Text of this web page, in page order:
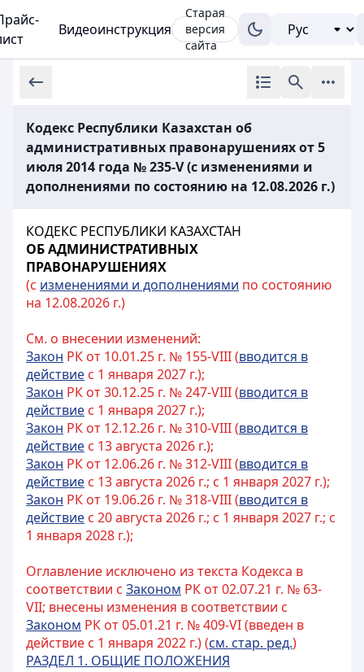
Видеоинструкция
Старая
версия
сайта
Кодекс Республики Казахстан об
административных правонарушениях от 5
июля 2014 года № 235-V (с изменениями и
дополнениями по состоянию на 12.08.2026 г.)
КОДЕКС РЕСПУБЛИКИ КАЗАХСТАН
ОБ АДМИНИСТРАТИВНЫХ
ПРАВОНАРУШЕНИЯХ
(с изменениями и дополнениями по состоянию
на 12.08.2026 г.)
См. о внесении изменений:
Закон РК от 10.01.25 г. № 155-VIII (вводится в
действие с 1 января 2027 г.);
Закон РК от 30.12.25 г. № 247-VIII (вводится в
действие с 1 января 2027 г.);
Закон РК от 12.12.26 г. № 310-VIII (вводится в
действие с 13 августа 2026 г.);
Закон РК от 12.06.26 г. № 312-VIII (вводится в
действие с 13 августа 2026 г.; с 1 января 2027 г.);
Закон РК от 19.06.26 г. № 318-VIII (вводится в
действие с 20 августа 2026 г.; с 1 января 2027 г.; с
1 января 2028 г.);
Оглавление исключено из текста Кодекса в
соответствии с Законом РК от 02.07.21 г. № 63-
VII; внесены изменения в соответствии с
Законом РК от 05.01.21 г. № 409-VI (введен в
действие с 1 января 2022 г.) (см. стар. ред.)
РАЗДЕЛ 1. ОБЩИЕ ПОЛОЖЕНИЯ